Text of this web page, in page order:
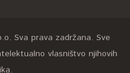
Sva prava zadržana. Sve
vlasništvo njihovih